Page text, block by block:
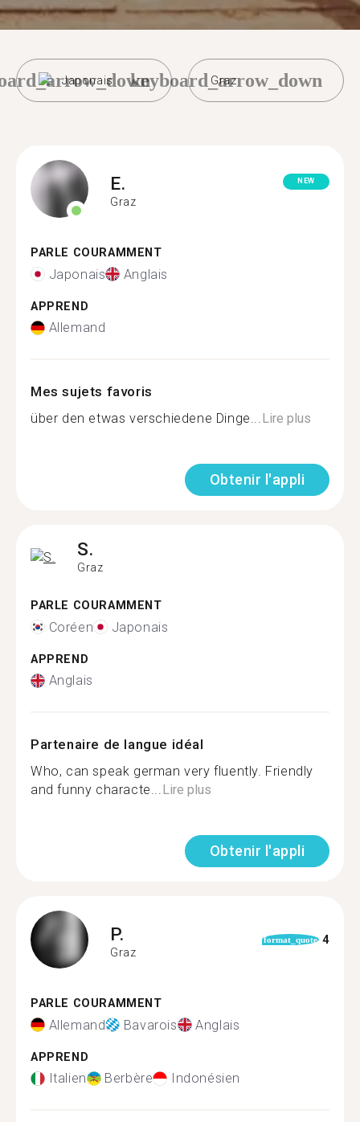
Japonais Graz
keyboard_arrow_down
E.
Graz
NEW
PARLE COURAMMENT
Japonais Anglais
APPREND
Allemand
Mes sujets favoris
über den etwas verschiedene Dinge...Lire plus
Obtenir l'appli
S.
Graz
PARLE COURAMMENT
Coréen Japonais
APPREND
Anglais
Partenaire de langue idéal
Who, can speak german very fluently. Friendly
and funny characte...Lire plus
Obtenir l'appli
P.
Graz
format_quote 4
PARLE COURAMMENT
Allemand Bavarois Anglais
APPREND
Italien Berbère Indonésien